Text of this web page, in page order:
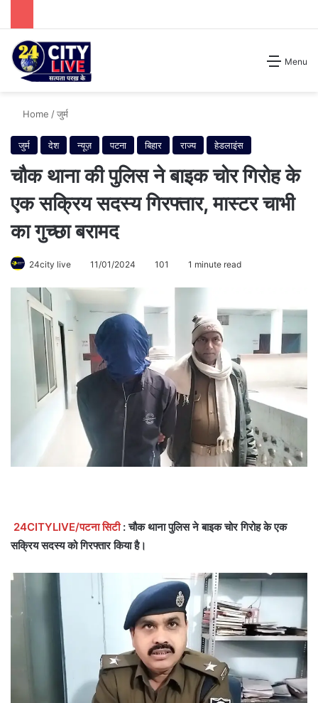
Menu
Search for
Home /जुर्म
जुर्म देश न्यूज़ पटना बिहार राज्य हेडलाइंस
चौक थाना की पुलिस ने बाइक चोर गिरोह के
एक सक्रिय सदस्य गिरफ्तार, मास्टर चाभी
का गुच्छा बरामद
24city live 11/01/2024 101 1 minute read
24CITYLIVE/पटना सिटी : चौक थाना पुलिस ने बाइक चोर गिरोह के एक
सक्रिय सदस्य को गिरफ्तार किया है।